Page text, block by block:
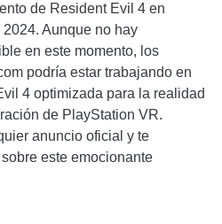
de Resident Evil 4 en
2024. Aunque no hay
en este momento, los
podría estar trabajando en
4 optimizada para la realidad
de PlayStation VR.
anuncio oficial y te
este emocionante